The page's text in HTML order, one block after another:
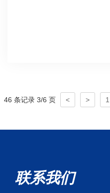
46 条记录 3/6 页 < > 1
联系我们